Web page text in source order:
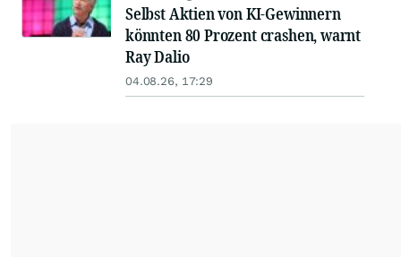
Selbst Aktien von KI-Gewinnern
könnten 80 Prozent crashen, warnt
Ray Dalio
04.08.26, 17:29